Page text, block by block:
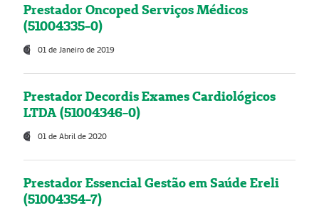
Prestador Oncoped Serviços Médicos
(51004335-0)
01 de Janeiro de 2019
Prestador Decordis Exames Cardiológicos
LTDA (51004346-0)
01 de Abril de 2020
Prestador Essencial Gestão em Saúde Ereli
(51004354-7)